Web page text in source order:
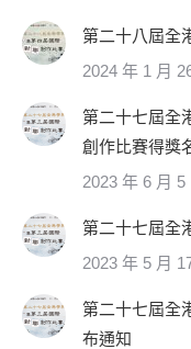
第二十八屆全
2024 年 1 月
第二十七屆全
創作比賽得獎
2023 年 6 月 5
第二十七屆全
2023 年 5 月
第二十七屆全
布通知